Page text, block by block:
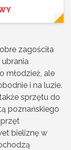
zagościła
młodzież, ale
i na luzie.
sprzętu do
poznańskiego
bieliznę w